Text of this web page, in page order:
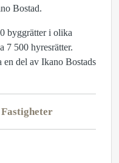
Bostad.
byggrätter i olika
7 500 hyresrätter.
del av Ikano Bostads
Fastigheter